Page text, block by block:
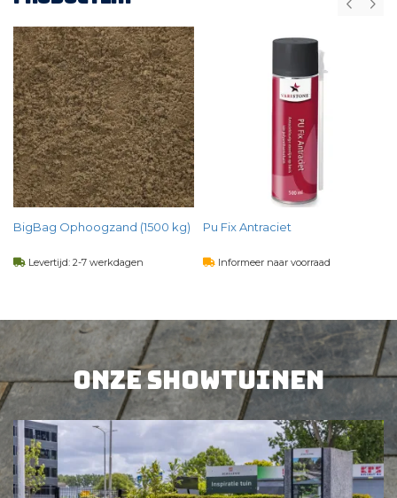
BigBag Ophoogzand (1500 kg)
Levertijd: 2-7 werkdagen
BEKIJK PRODUCT
Pu Fix Antraciet
Informeer naar voorraad
BEKIJK PRODUCT
Onze showtuinen